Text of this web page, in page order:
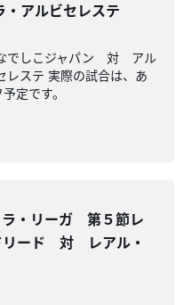
・アルビセレステ
でしこジャパン 対 アル
レステ 実際の試合は、あ
定です。
・リーガ 第５節レ
リード 対 レアル・